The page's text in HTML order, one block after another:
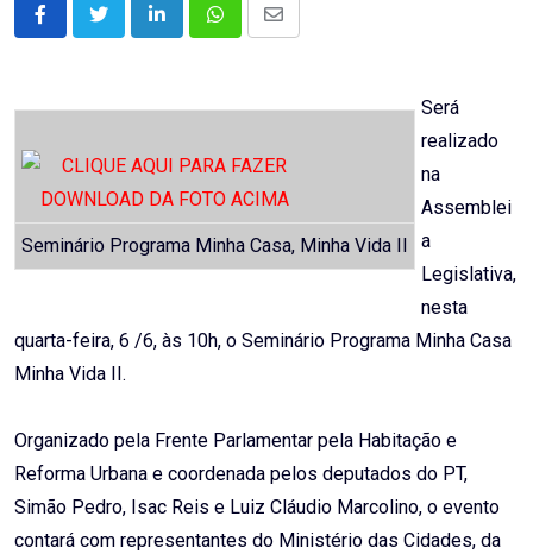
LinkedInWhatsappShare
Seminário Programa Minha Casa, Minha Vida II
Será
realizado
na
Assemblei
a
Legislativa,
nesta
quarta-feira, 6 /6, às 10h, o Seminário Programa Minha Casa
Minha Vida II.
Organizado pela Frente Parlamentar pela Habitação e
Reforma Urbana e coordenada pelos deputados do PT,
Simão Pedro, Isac Reis e Luiz Cláudio Marcolino, o evento
contará com representantes do Ministério das Cidades, da